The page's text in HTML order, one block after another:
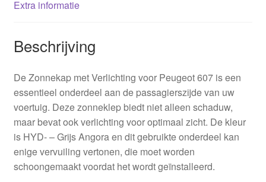
Extra informatie
Beschrijving
De Zonnekap met Verlichting voor Peugeot 607 is een
essentieel onderdeel aan de passagierszijde van uw
voertuig. Deze zonneklep biedt niet alleen schaduw,
maar bevat ook verlichting voor optimaal zicht. De kleur
is HYD- – Grijs Angora en dit gebruikte onderdeel kan
enige vervuiling vertonen, die moet worden
schoongemaakt voordat het wordt geïnstalleerd.